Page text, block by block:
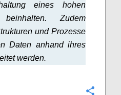
eines hohen
beinhalten. Zudem
und Prozesse
Daten anhand ihres
werden.